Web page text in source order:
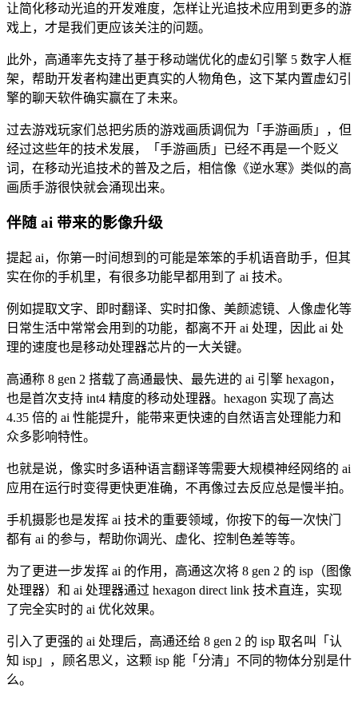
让简化移动光追的开发难度，怎样让光追技术应用到更多的游
戏上，才是我们更应该关注的问题。
此外，高通率先支持了基于移动端优化的虚幻引擎 5 数字人框
架，帮助开发者构建出更真实的人物角色，这下某内置虚幻引
擎的聊天软件确实赢在了未来。
过去游戏玩家们总把劣质的游戏画质调侃为「手游画质」，但
经过这些年的技术发展，「手游画质」已经不再是一个贬义
词，在移动光追技术的普及之后，相信像《逆水寒》类似的高
画质手游很快就会涌现出来。
伴随 ai 带来的影像升级
提起 ai，你第一时间想到的可能是笨笨的手机语音助手，但其
实在你的手机里，有很多功能早都用到了 ai 技术。
例如提取文字、即时翻译、实时扣像、美颜滤镜、人像虚化等
日常生活中常常会用到的功能，都离不开 ai 处理，因此 ai 处
理的速度也是移动处理器芯片的一大关键。
高通称 8 gen 2 搭载了高通最快、最先进的 ai 引擎 hexagon，
也是首次支持 int4 精度的移动处理器。hexagon 实现了高达
4.35 倍的 ai 性能提升，能带来更快速的自然语言处理能力和
众多影响特性。
也就是说，像实时多语种语言翻译等需要大规模神经网络的 ai
应用在运行时变得更快更准确，不再像过去反应总是慢半拍。
手机摄影也是发挥 ai 技术的重要领域，你按下的每一次快门
都有 ai 的参与，帮助你调光、虚化、控制色差等等。
为了更进一步发挥 ai 的作用，高通这次将 8 gen 2 的 isp（图像
处理器）和 ai 处理器通过 hexagon direct link 技术直连，实现
了完全实时的 ai 优化效果。
引入了更强的 ai 处理后，高通还给 8 gen 2 的 isp 取名叫「认
知 isp」，顾名思义，这颗 isp 能「分清」不同的物体分别是什
么。